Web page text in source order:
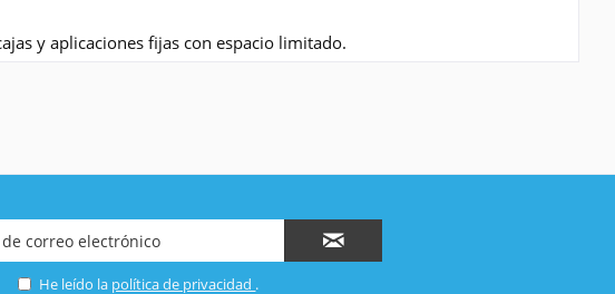
y aplicaciones fijas con espacio limitado.
He leído la política de privacidad .